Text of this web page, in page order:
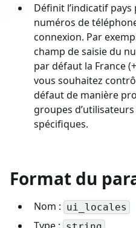
Définit l’indicatif
numéros de
connexion. Par
champ de saisie du
par défaut la France
vous souhaitez
défaut de manière
groupes
spécifiques.
Format du
Nom : ui_locales